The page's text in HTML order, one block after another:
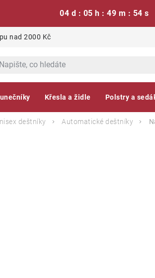
04 d : 05 h : 49 m : 53 s
nad 2000 Kč
Křesla a židle Polstry a
deštníky Automatické deštníky